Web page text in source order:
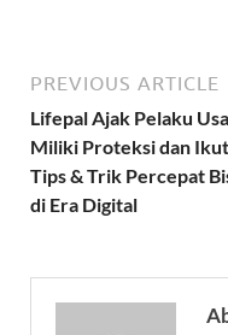
PREVIOUS ARTICLE
Lifepal Ajak Pelaku
Miliki Proteksi dan
Tips & Trik Percepat
di Era Digital